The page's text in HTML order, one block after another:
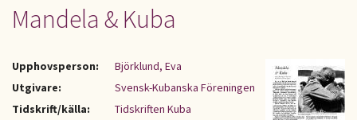
Mandela & Kuba
Upphovsperson:
Björklund, Eva
Utgivare:
Svensk-Kubanska Föreningen
Tidskrift/källa:
Tidskriften Kuba